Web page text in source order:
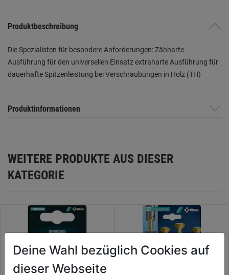
Produktbeschreibung
Die Spezialisten für besondere Anforderungen: Zähharte
Ausführung für den universellen Einsatz extraharte Ausführung für
dauerhafte Spitzenleistung bei Verschraubungen in Holz (TH)
Produktinformationen
WEITERE PRODUKTE AUS DIESER
KATEGORIE
Deine Wahl bezüglich Cookies auf
dieser Webseite